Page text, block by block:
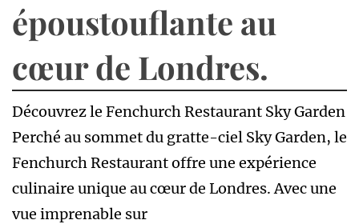
époustouflante au
cœur de Londres.
Découvrez le Fenchurch Restaurant Sky Garden
Perché au sommet du gratte-ciel Sky Garden, le
Fenchurch Restaurant offre une expérience
culinaire unique au cœur de Londres. Avec une
vue imprenable sur